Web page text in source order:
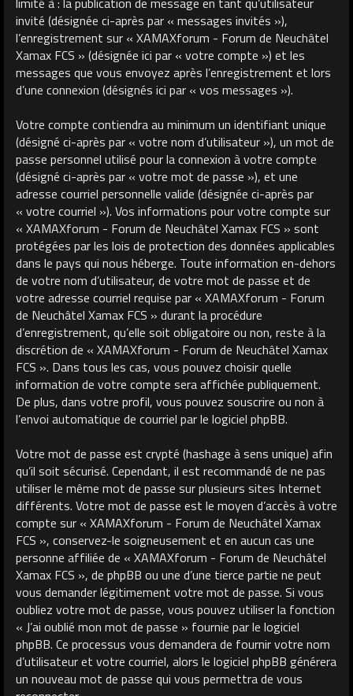
invité (désignée ci-après par « messages invités »),
l’enregistrement sur « XAMAXforum - Forum de Neuchâtel
Xamax FCS » (désignée ici par « votre compte ») et les
messages que vous envoyez après l’enregistrement et lors
d’une connexion (désignés ici par « vos messages »).
Votre compte contiendra au minimum un identifiant unique
(désigné ci-après par « votre nom d’utilisateur »), un mot de
passe personnel utilisé pour la connexion à votre compte
(désigné ci-après par « votre mot de passe »), et une
adresse courriel personnelle valide (désignée ci-après par
« votre courriel »). Vos informations pour votre compte sur
« XAMAXforum - Forum de Neuchâtel Xamax FCS » sont
protégées par les lois de protection des données applicables
dans le pays qui nous héberge. Toute information en-dehors
de votre nom d’utilisateur, de votre mot de passe et de
votre adresse courriel requise par « XAMAXforum - Forum
de Neuchâtel Xamax FCS » durant la procédure
d’enregistrement, qu’elle soit obligatoire ou non, reste à la
discrétion de « XAMAXforum - Forum de Neuchâtel Xamax
FCS ». Dans tous les cas, vous pouvez choisir quelle
information de votre compte sera affichée publiquement.
De plus, dans votre profil, vous pouvez souscrire ou non à
l’envoi automatique de courriel par le logiciel phpBB.
Votre mot de passe est crypté (hashage à sens unique) afin
qu’il soit sécurisé. Cependant, il est recommandé de ne pas
utiliser le même mot de passe sur plusieurs sites Internet
différents. Votre mot de passe est le moyen d’accès à votre
compte sur « XAMAXforum - Forum de Neuchâtel Xamax
FCS », conservez-le soigneusement et en aucun cas une
personne affiliée de « XAMAXforum - Forum de Neuchâtel
Xamax FCS », de phpBB ou une d’une tierce partie ne peut
vous demander légitimement votre mot de passe. Si vous
oubliez votre mot de passe, vous pouvez utiliser la fonction
« J’ai oublié mon mot de passe » fournie par le logiciel
phpBB. Ce processus vous demandera de fournir votre nom
d’utilisateur et votre courriel, alors le logiciel phpBB générera
un nouveau mot de passe qui vous permettra de vous